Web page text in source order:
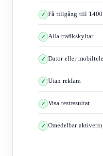
De flesta bilar är
Det betyder att när bilen
Detta system gör att föraren
kan vända eller
Om situationen kräver att
göra det
Därför blir effekten av att
En av dess
Få tillgång till
Alla trafikskyltar
Dator eller
Utan reklam
Visa testresultat
Omedelbar